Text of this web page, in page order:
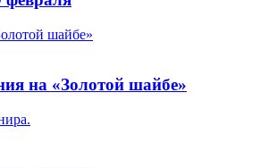
шайбе»
на «Золотой шайбе»